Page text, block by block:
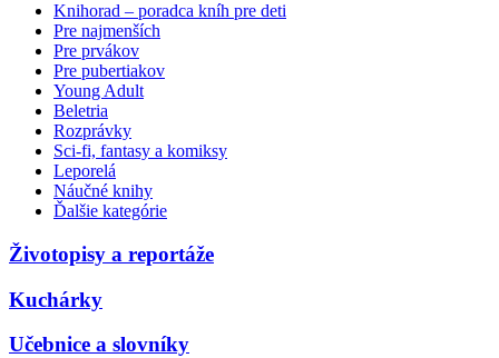
Knihorad – poradca kníh pre deti
Pre najmenších
Pre prvákov
Pre pubertiakov
Young Adult
Beletria
Rozprávky
Sci-fi, fantasy a komiksy
Leporelá
Náučné knihy
Ďalšie kategórie
Životopisy a reportáže
Kuchárky
Učebnice a slovníky